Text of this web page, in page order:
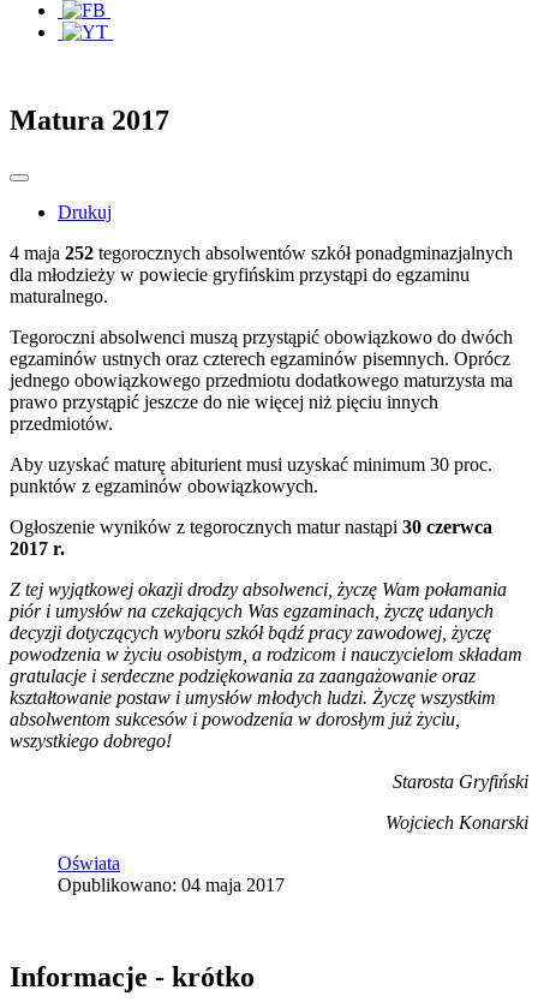
Matura 2017
Drukuj
4 maja 252 tegorocznych absolwentów szkół ponadgminazjalnych
dla młodzieży w powiecie gryfińskim przystąpi do egzaminu
maturalnego.
Tegoroczni absolwenci muszą przystąpić obowiązkowo do dwóch
egzaminów ustnych oraz czterech egzaminów pisemnych. Oprócz
jednego obowiązkowego przedmiotu dodatkowego maturzysta ma
prawo przystąpić jeszcze do nie więcej niż pięciu innych
przedmiotów.
Aby uzyskać maturę abiturient musi uzyskać minimum 30 proc.
punktów z egzaminów obowiązkowych.
Ogłoszenie wyników z tegorocznych matur nastąpi 30 czerwca
2017 r.
Z tej wyjątkowej okazji drodzy absolwenci, życzę Wam połamania
piór i umysłów na czekających Was egzaminach, życzę udanych
decyzji dotyczących wyboru szkół bądź pracy zawodowej, życzę
powodzenia w życiu osobistym, a rodzicom i nauczycielom składam
gratulacje i serdeczne podziękowania za zaangażowanie oraz
kształtowanie postaw i umysłów młodych ludzi. Życzę wszystkim
absolwentom sukcesów i powodzenia w dorosłym już życiu,
wszystkiego dobrego!
Starosta Gryfiński
Wojciech Konarski
Oświata
Opublikowano: 04 maja 2017
Informacje - krótko